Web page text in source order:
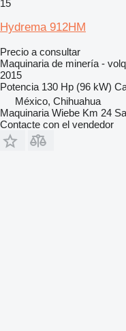
15
Hydrema 912HM
Precio a consultar
Maquinaria de minería -
2015
Potencia 130 Hp (96 kW)
México, Chihuahua
Maquinaria Wiebe Km 24 Sa
Contacte con el vendedor